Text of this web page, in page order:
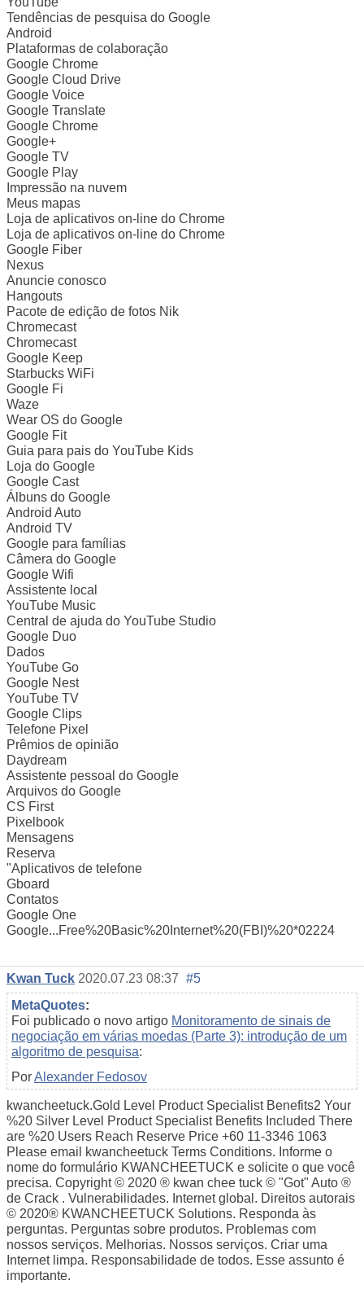
Tendências de pesquisa do Google
Android
Plataformas de colaboração
Google Chrome
Google Cloud Drive
Google Voice
Google Translate
Google Chrome
Google+
Google TV
Google Play
Impressão na nuvem
Meus mapas
Loja de aplicativos on-line do Chrome
Loja de aplicativos on-line do Chrome
Google Fiber
Nexus
Anuncie conosco
Hangouts
Pacote de edição de fotos Nik
Chromecast
Chromecast
Google Keep
Starbucks WiFi
Google Fi
Waze
Wear OS do Google
Google Fit
Guia para pais do YouTube Kids
Loja do Google
Google Cast
Álbuns do Google
Android Auto
Android TV
Google para famílias
Câmera do Google
Google Wifi
Assistente local
YouTube Music
Central de ajuda do YouTube Studio
Google Duo
Dados
YouTube Go
Google Nest
YouTube TV
Google Clips
Telefone Pixel
Prêmios de opinião
Daydream
Assistente pessoal do Google
Arquivos do Google
CS First
Pixelbook
Mensagens
Reserva
"Aplicativos de telefone
Gboard
Contatos
Google One
Google...Free%20Basic%20Internet%20(FBI)%20*02224
Kwan Tuck 2020.07.23 08:37 #5
MetaQuotes:
Foi publicado o novo artigo Monitoramento de sinais de
negociação em várias moedas (Parte 3): introdução de um
algoritmo de pesquisa:
PorAlexander Fedosov
kwancheetuck.Gold Level Product Specialist Benefits2 Your
%20 Silver Level Product Specialist Benefits Included There
are %20 Users Reach Reserve Price +60 11-3346 1063
Please email kwancheetuck Terms Conditions. Informe o
nome do formulário KWANCHEETUCK e solicite o que você
precisa. Copyright © 2020 ® kwan chee tuck © "Got" Auto ®
de Crack . Vulnerabilidades. Internet global. Direitos autorais
© 2020® KWANCHEETUCK Solutions. Responda às
perguntas. Perguntas sobre produtos. Problemas com
nossos serviços. Melhorias. Nossos serviços. Criar uma
Internet limpa. Responsabilidade de todos. Esse assunto é
importante.